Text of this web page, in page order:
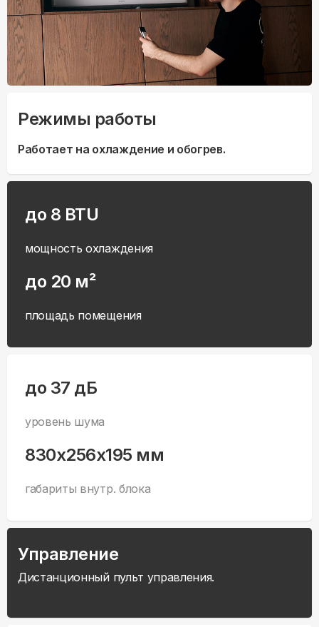
Режимы работы
Работает на охлаждение и обогрев.
до 8 BTU
мощность охлаждения
до 20 м²
площадь помещения
до 37 дБ
уровень шума
830x256x195 мм
габариты внутр. блока
Управление
Дистанционный пульт управления.